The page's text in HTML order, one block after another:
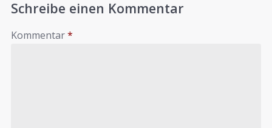
Schreibe einen Kommentar
Kommentar*